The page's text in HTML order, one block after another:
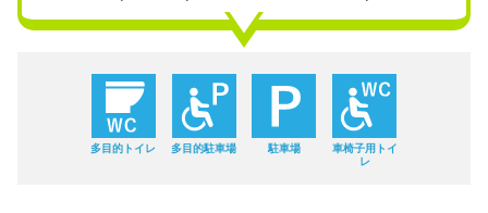
多目的トイレ 多目的駐車場 駐車場
車椅子用トイ
レ